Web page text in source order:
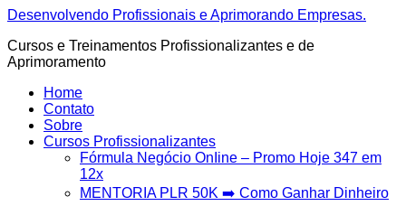
Ir
o
conteúdo
Desenvolvendo Profissionais e Aprimorando Empresas.
Cursos e Treinamentos Profissionalizantes e de
Aprimoramento
Home
Contato
Sobre
Cursos Profissionalizantes
Fórmula Negócio OnIine – Promo Hoje 347 em
12x
MENTORIA PLR 50K ➡️ Como Ganhar Dinheiro